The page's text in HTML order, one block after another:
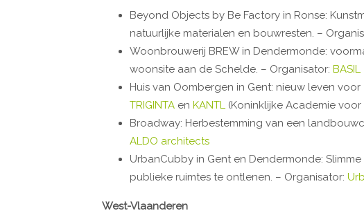
Beyond Objects by Be Factory in Ronse:
natuurlijke materialen en bouwresten. –
Woonbrouwerij BREW in Dendermonde:
woonsite aan de Schelde. – Organisator:
Huis van Oombergen in Gent: nieuw leven
TRIGINTA en KANTL (Koninklijke Academie voor
Broadway: Herbestemming van een
ALDO architects
UrbanCubby in Gent en Dendermonde:
publieke ruimtes te ontlenen. – Organisator:
West-Vlaanderen